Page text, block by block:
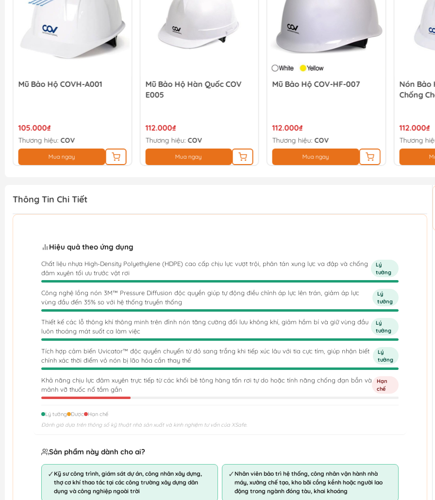
Mũ Bảo Hộ COVH-A001
105.000₫
Thương hiệu:COV
Mua ngay
Mũ Bảo Hộ Hàn Quốc COV
E005
112.000₫
Thương hiệu:COV
Mua ngay
Mũ Bảo Hộ COV-HF-007
112.000₫
Thương hiệu:COV
Mua ngay
Nón Bảo
Chống
112.000₫
Thương
Thông Tin Chi Tiết
Hiệu quả theo ứng dụng
Chất liệu nhựa High-Density Polyethylene (HDPE) cao cấp chịu lực vượt trội, phân tán xung lực va đập và chống
đâm xuyên tối ưu trước vật rơi
Lý
tưởng
Công nghệ lồng nón 3M™ Pressure Diffusion độc quyền giúp tự động điều chỉnh áp lực lên trán, giảm áp lực
vùng đầu đến 35% so với hệ thống truyền thống
Lý
tưởng
Thiết kế các lỗ thông khí thông minh trên đỉnh nón tăng cường đối lưu không khí, giảm hầm bí và giữ vùng đầu
luôn thoáng mát suốt ca làm việc
Lý
tưởng
Tích hợp cảm biến Uvicator™ độc quyền chuyển từ đỏ sang trắng khi tiếp xúc lâu với tia cực tím, giúp nhận biết
chính xác thời điểm vỏ nón bị lão hóa cần thay thế
Lý
tưởng
Khả năng chịu lực đâm xuyên trực tiếp từ các khối bê tông hàng tấn rơi tự do hoặc tính năng chống đạn bắn và
mảnh vỡ thuốc nổ tầm gần
Hạn
chế
Lý tưởng Được
Hạn chế
Đánh giá dựa trên thông số kỹ thuật nhà sản xuất và kinh nghiệm tư vấn của XSafe.
Sản phẩm này dành cho ai?
✓ Kỹ sư công trình, giám sát dự án, công nhân xây dựng,
thợ cơ khí thao tác tại các công trường xây dựng dân
dụng và công nghiệp ngoài trời
✓ Nhân viên bảo trì hệ thống, công nhân vận hành nhà
máy, xưởng chế tạo, kho bãi cồng kềnh hoặc người lao
động trong ngành đóng tàu, khai khoáng